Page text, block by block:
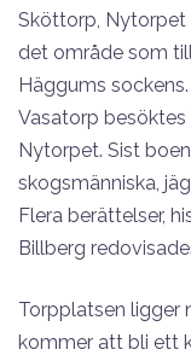
Sköttorp, Nytorpet
det område som
Häggums
Vasatorp
Nytorpet. Sist
skogsmänniska,
Flera berättelser,
Billberg
Torpplatsen ligger
kommer att bli ett